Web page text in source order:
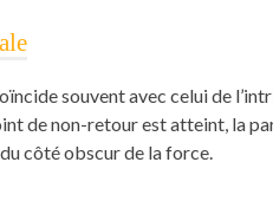
souvent avec celui de
de non-retour est atteint, la
côté obscur de la force.